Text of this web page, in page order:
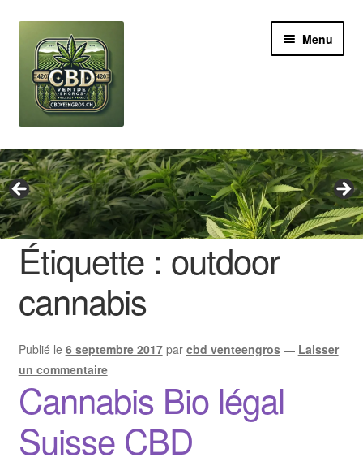
navigation
contenu
Menu
Revendeur
Grossiste Cannabis CBD
Huile de CBD
Boutures de CBD
Brands
Contact
Étiquette : outdoor
cannabis
Publié le 6 septembre 2017 par cbd venteengros — Laisser
un commentaire
Cannabis Bio légal
Suisse CBD